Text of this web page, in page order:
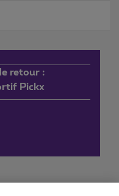
retour :
Pickx